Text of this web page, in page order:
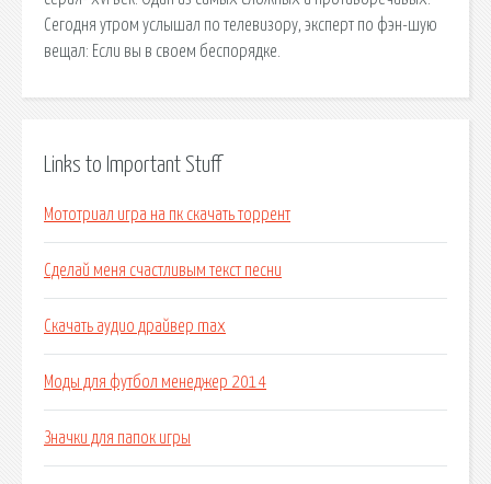
Сегодня утром услышал по телевизору, эксперт по фэн-шую
вещал: Если вы в своем беспорядке.
Links to Important Stuff
Мототриал игра на пк скачать торрент
Сделай меня счастливым текст песни
Скачать аудио драйвер max
Моды для футбол менеджер 2014
Значки для папок игры